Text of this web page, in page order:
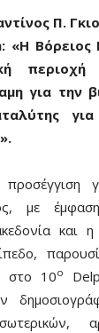
Π.
: «Η Βόρειος
περιοχή
για την
για
προσέγγιση
με
και
στο 10ο